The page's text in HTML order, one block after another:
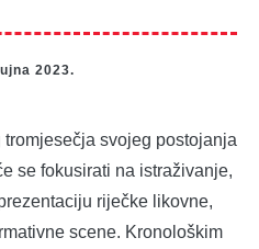
2023.
svojeg postojanja
se fokusirati na istraživanje,
riječke likovne,
scene. Kronološkim